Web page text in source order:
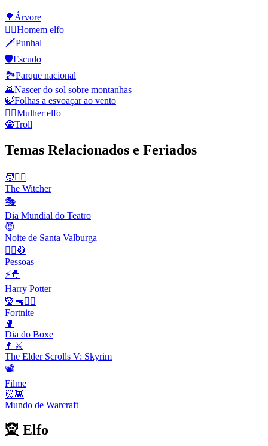
🌳 Árvore
🧝‍♂️Homem elfo
🗡️Punhal
🛡️Escudo
🏞️Parque nacional
🌄Nascer do sol sobre montanhas
🍃Folhas a esvoaçar ao vento
🧝‍♀️Mulher elfo
🧌Troll
Temas Relacionados e Feriados
🧑🧙‍♂️
The Witcher
🎭
Dia Mundial do Teatro
😈
Noite de Santa Valburga
👨‍✈️👷
Pessoas
⚡🧙
Harry Potter
🧝🔫🦹‍♂️
Fortnite
🥊
Dia do Boxe
👨⚔️
The Elder Scrolls V: Skyrim
📽
Filme
👹👾
Mundo de Warcraft
🧝 Elfo